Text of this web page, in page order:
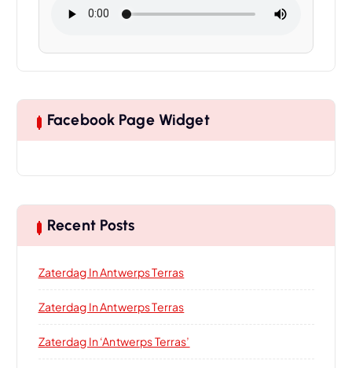
Facebook Page Widget
Recent Posts
Zaterdag In Antwerps Terras
Zaterdag In Antwerps Terras
Zaterdag In ‘Antwerps Terras’